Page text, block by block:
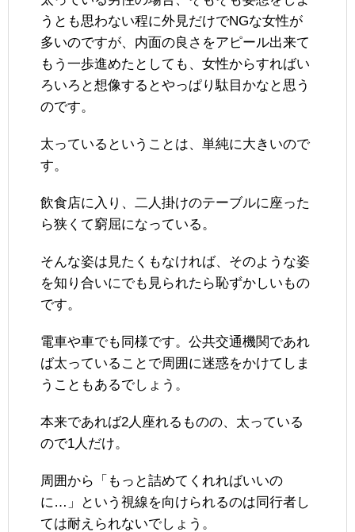
うとも思わない程に外見だけでNGな女性が
多いのですが、内面の良さをアピール出来て
もう一歩進めたとしても、女性からすればい
ろいろと想像するとやっぱり駄目かなと思う
のです。
太っているということは、単純に大きいので
す。
飲食店に入り、二人掛けのテーブルに座った
ら狭くて窮屈になっている。
そんな姿は見たくもなければ、そのような姿
を知り合いにでも見られたら恥ずかしいもの
です。
電車や車でも同様です。公共交通機関であれ
ば太っていることで周囲に迷惑をかけてしま
うこともあるでしょう。
本来であれば2人座れるものの、太っている
ので1人だけ。
周囲から「もっと詰めてくれればいいの
に…」という視線を向けられるのは同行者し
ては耐えられないでしょう。